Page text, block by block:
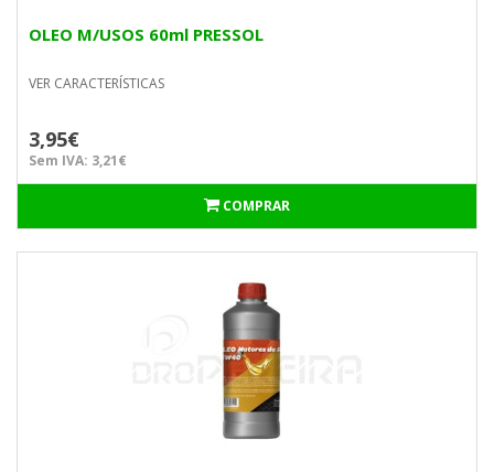
OLEO M/USOS 60ml PRESSOL
VER CARACTERÍSTICAS
3,95€
Sem IVA: 3,21€
COMPRAR